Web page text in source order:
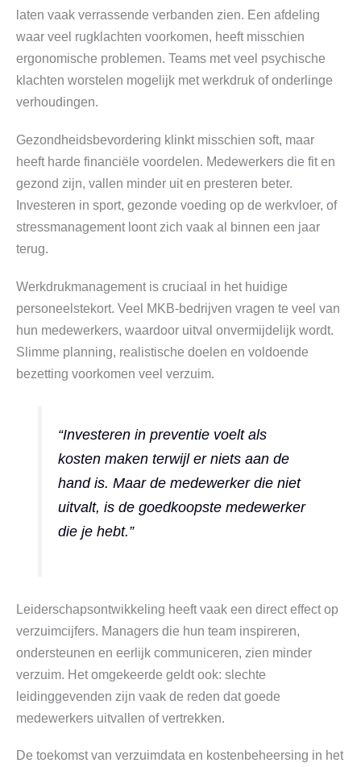
laten vaak verrassende verbanden zien. Een afdeling
waar veel rugklachten voorkomen, heeft misschien
ergonomische problemen. Teams met veel psychische
klachten worstelen mogelijk met werkdruk of onderlinge
verhoudingen.
Gezondheidsbevordering klinkt misschien soft, maar
heeft harde financiële voordelen. Medewerkers die fit en
gezond zijn, vallen minder uit en presteren beter.
Investeren in sport, gezonde voeding op de werkvloer, of
stressmanagement loont zich vaak al binnen een jaar
terug.
Werkdrukmanagement is cruciaal in het huidige
personeelstekort. Veel MKB-bedrijven vragen te veel van
hun medewerkers, waardoor uitval onvermijdelijk wordt.
Slimme planning, realistische doelen en voldoende
bezetting voorkomen veel verzuim.
“Investeren in preventie voelt als
kosten maken terwijl er niets aan de
hand is. Maar de medewerker die niet
uitvalt, is de goedkoopste medewerker
die je hebt.”
Leiderschapsontwikkeling heeft vaak een direct effect op
verzuimcijfers. Managers die hun team inspireren,
ondersteunen en eerlijk communiceren, zien minder
verzuim. Het omgekeerde geldt ook: slechte
leidinggevenden zijn vaak de reden dat goede
medewerkers uitvallen of vertrekken.
De toekomst van verzuimdata en kostenbeheersing in het